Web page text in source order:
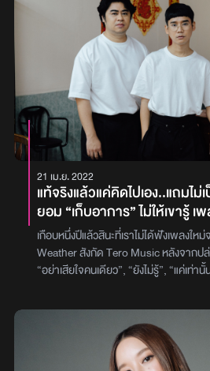
สังคมที่ทำให้คนหนึ่งคนต้องเจ็บปวด สำห
not to 10)”บทเพลงที่ถ่ายทอดความอด
พูด เช่น การโดนตำหนิหรือหยอกล้อถึงรู
พูดติดตลกที่ไม่ตลก โดยเนื้อหาของเพลงเ
สถิติพฤติกรรมการกลั่นแกล้งรังแกกัน ห
อันดับสองของโลก รวมถึงตัวของเจเองที่
สมัยตนยังเด็ก ผ่านทางคำพูดที่คนส่วนใ
ทักทายกันขำๆ จนทำให้พฤติกรรมเหล่านั้
เชื่อว่าเรื่องราวการบูลลี่มักพบเห็นได้บ่อ
มากมายที่เจ็บปวดหรือโดนทำร้ายจิตใ
พูด เพลงนี้จึงอยากเป็นตัวแทนของคนที่กำ
เพื่อให้หลายคนได้ตระหนักว่าการบูลลี่หรื
เป็นเรื่องปกติ เพราะมีใครอีกหลายคนที่
จากการทำร้ายผ่านทางคำพูด ซึ่งเจหวังว่า
ตัวแทนของคนที่เจ็บปวดจากการถูกบูลลี่
กับคนที่เจ็บปวดจากพฤติกรรมเหล่านี้ โด
ท่อนต่อท่อนเลยทีเดียวเริ่มต้นท่อนเวิร์สด้
ฮิปฮอปแบบไม่ให้คนฟังรู้ตัว อีกทั้งยังแฝง
แล้วจะให้ความรู้สึกแปลกใหม่ ในขณะที่พ
21 เม.ย. 2022
แท้จริงแล้วแค่คิดไปเอง..แถมไม่
ยอม “เก็บอาการ” ไม่ให้เขารู้
Better Weather
เกือบหนึ่งปีแล้วสินะที่เราไม่ได้ฟังเพลงให
Weather สังกัด Tero Music หลังจาก
“อย่าเสียใจคนเดียว”, “ยังไม่รู้”, “แค่เท่า
Better Weather ด้วยซิงเกิลใหม่ “เก็บอ
fellow มาร่วมแจมในการเขียนเนื้อเพลง
พ่วงตำแหน่งโปรดิวเซอร์ของวง โดยเนื้อห
หวังจนคิดไปเองว่าเค้ามีใจ แต่มันไม่ใช่ ก็เ